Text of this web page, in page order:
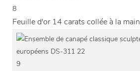
8
Feuille d'or 14 carats collée à la main
9